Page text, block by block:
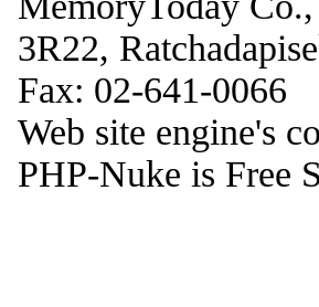
3R22,
Fax: 02-641-0066
Web site engine's
PHP-Nuke is Free